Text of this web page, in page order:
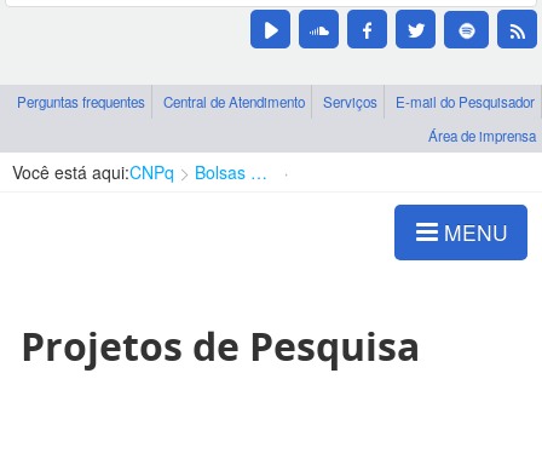
Perguntas frequentes Central de Atendimento Serviços
E-mail do Pesquisador
Área de imprensa
Você está aqui:CNPq Bolsas e Auxílios Vigentes
MENU
Projetos de Pesquisa